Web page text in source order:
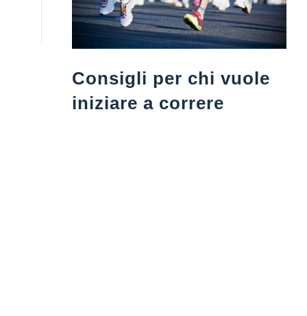
Consigli per chi vuole
iniziare a correre